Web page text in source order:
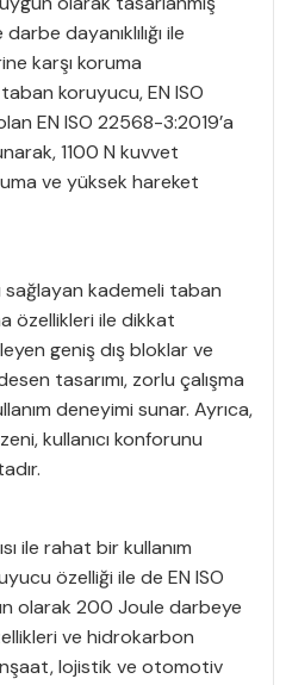
dayanıklılığı ile
karşı koruma
koruyucu, EN ISO
EN ISO 22568-3:2019’a
1100 N kuvvet
ve yüksek hareket
sağlayan kademeli taban
özellikleri ile dikkat
geniş dış bloklar ve
tasarımı, zorlu çalışma
deneyimi sunar. Ayrıca,
kullanıcı konforunu
ile rahat bir kullanım
özelliği ile de EN ISO
olarak 200 Joule darbeye
ve hidrokarbon
lojistik ve otomotiv